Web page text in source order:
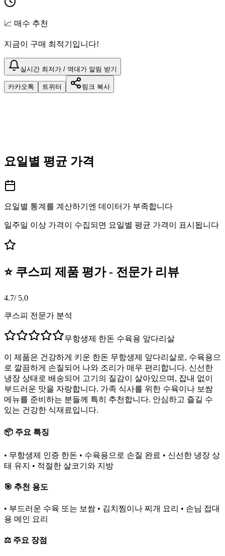
📈 매수 추천
지금이 구매 최적기입니다!
실시간 최저가 / 역대가 알림 받기
카카오톡 트위터 링크 복사
요일별 평균 가격
요일별 통계를 계산하기엔 데이터가 부족합니다
일주일 이상 가격이 수집되면 요일별 평균 가격이 표시됩니다
⭐ 쿠스피 제품 평가 - 전문가 리뷰
4.7/ 5.0
쿠스피 전문가 분석
무항생제 한돈 수육용 앞다리살
이 제품은 건강하게 키운 한돈 무항생제 앞다리살로, 수육용으
로 깔끔하게 손질되어 나와 조리가 매우 편리합니다. 신선한
냉장 상태로 배송되어 고기의 질감이 살아있으며, 잡내 없이
부드러운 맛을 자랑합니다. 가족 식사를 위한 수육이나 보쌈
메뉴를 준비하는 분들께 특히 추천합니다. 안심하고 즐길 수
있는 건강한 식재료입니다.
📦 주요 특징
• 무항생제 인증 한돈 • 수육용으로 손질 완료 • 신선한 냉장 상
태 유지 • 적절한 살코기와 지방
🎯 추천 용도
• 부드러운 수육 또는 보쌈 • 김치찜이나 찌개 요리 • 손님 접대
용 메인 요리
⚖️ 주요 장점